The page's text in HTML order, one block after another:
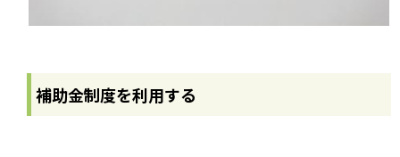
補助金制度を利用する